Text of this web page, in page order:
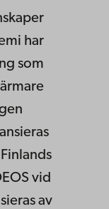
har
som
vid
av